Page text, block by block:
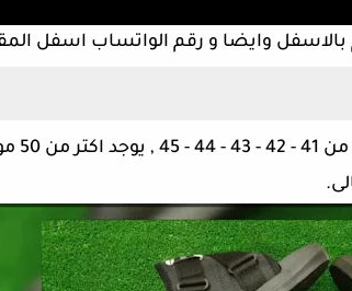
بالاسفل وايضا و رقم الواتساب اسفل
عدد